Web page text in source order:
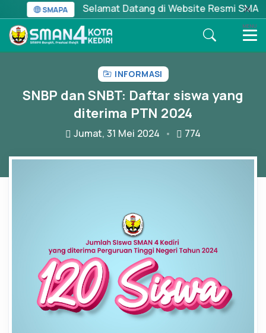
SMAPA Selamat Datang di Website Resmi SMA
MENU
INFORMASI
SNBP dan SNBT: Daftar siswa yang
diterima PTN 2024
Jumat, 31 Mei 2024 774